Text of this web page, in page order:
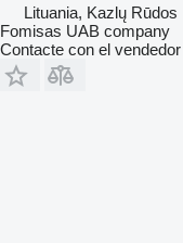
Lituania, Kazlų Rūdos
Fomisas UAB company
Contacte con el vendedor